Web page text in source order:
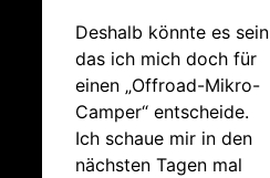
Deshalb könnte es sein
das ich mich doch für
einen „Offroad-Mikro-
Camper“ entscheide.
Ich schaue mir in den
nächsten Tagen mal